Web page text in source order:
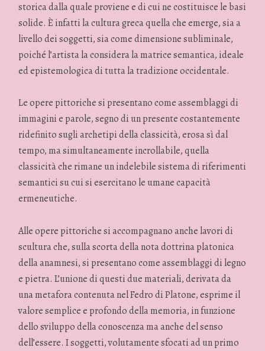
storica dalla quale proviene e di cui ne costituisce le basi
solide. È infatti la cultura greca quella che emerge, sia a
livello dei soggetti, sia come dimensione subliminale,
poiché l’artista la considera la matrice semantica, ideale
ed epistemologica di tutta la tradizione occidentale.
Le opere pittoriche si presentano come assemblaggi di
immagini e parole, segno di un presente costantemente
ridefinito sugli archetipi della classicità, erosa sì dal
tempo, ma simultaneamente incrollabile, quella
classicità che rimane un indelebile sistema di riferimenti
semantici su cui si esercitano le umane capacità
ermeneutiche.
Alle opere pittoriche si accompagnano anche lavori di
scultura che, sulla scorta della nota dottrina platonica
della anamnesi, si presentano come assemblaggi di legno
e pietra. L’unione di questi due materiali, derivata da
una metafora contenuta nel Fedro di Platone, esprime il
valore semplice e profondo della memoria, in funzione
dello sviluppo della conoscenza ma anche del senso
dell’essere. I soggetti, volutamente sfocati ad un primo